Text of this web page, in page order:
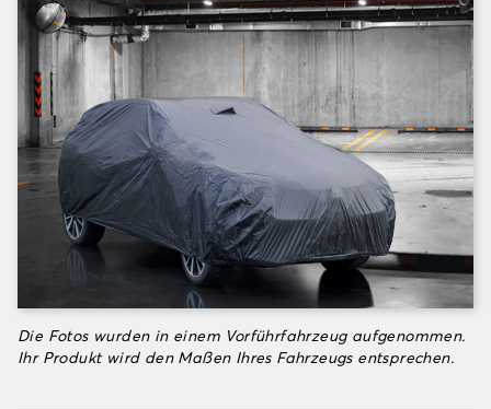
Die Fotos wurden in einem Vorführfahrzeug aufgenommen.
Ihr Produkt wird den Maßen Ihres Fahrzeugs entsprechen.